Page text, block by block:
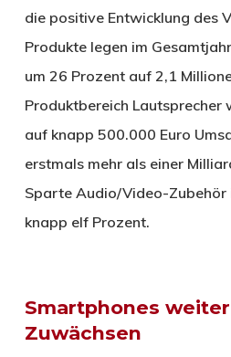
die positive Entwicklung des
Produkte legen im
um 26 Prozent auf 2,1
Produktbereich Lautsprecher
auf knapp 500.000 Euro
erstmals mehr als einer
Sparte Audio/Video-Zubehör
knapp elf Prozent.
Smartphones
Zuwächsen